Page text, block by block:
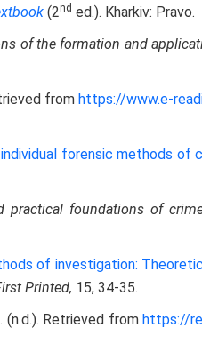
(2nd ed.). Kharkiv: Pravo.
of the formation and
from https://www.e-
forensic methods of
practical foundations of
of investigation:
Printed, 15, 34-35.
Retrieved from https://